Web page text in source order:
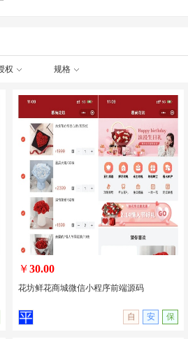
权 规格
￥30.00
花坊鲜花商城微信小程序前端源码
自 安 保